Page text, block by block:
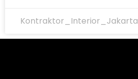
Kontraktor_Interior_Jakarta